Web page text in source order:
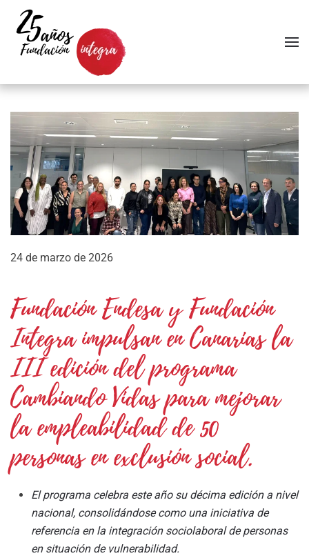
Skip to main content
24 de marzo de 2026
Fundación Endesa y Fundación
Integra impulsan en Canarias la
III edición del programa
Cambiando Vidas para mejorar
la empleabilidad de 50
personas en exclusión social.
El programa celebra este año su décima edición a nivel
nacional, consolidándose como una iniciativa de
referencia en la integración sociolaboral de personas
en situación de vulnerabilidad.